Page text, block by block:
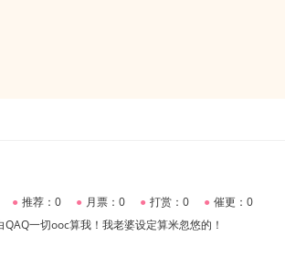
● 推荐：0 ● 月票：0 ● 打赏：0 ● 催更：0
一切ooc算我！我老婆设定算米忽悠的！